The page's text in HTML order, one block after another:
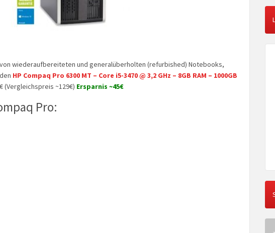
wiederaufbereiteten und generalüberholten (refurbished) Notebooks,
HP Compaq Pro 6300 MT – Core i5-3470 @ 3,2 GHz – 8GB RAM – 1000GB
(Vergleichspreis ~129€) Ersparnis ~45€
Pro: